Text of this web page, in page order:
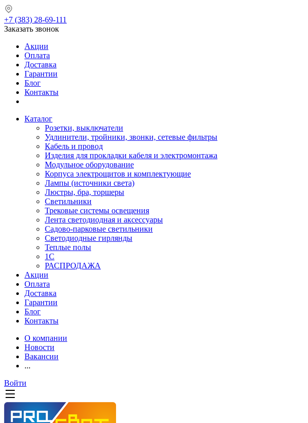
+7 (383) 28-69-111
Заказать звонок
Акции
Оплата
Доставка
Гарантии
Блог
Контакты
Каталог
Розетки, выключатели
Удлинители, тройники, звонки, сетевые фильтры
Кабель и провод
Изделия для прокладки кабеля и электромонтажа
Модульное оборудование
Корпуса электрощитов и комплектующие
Лампы (источники света)
Люстры, бра, торшеры
Светильники
Трековые системы освещения
Лента светодиодная и аксессуары
Садово-парковые светильники
Светодиодные гирлянды
Теплые полы
1С
РАСПРОДАЖА
Акции
Оплата
Доставка
Гарантии
Блог
Контакты
О компании
Новости
Вакансии
...
Войти